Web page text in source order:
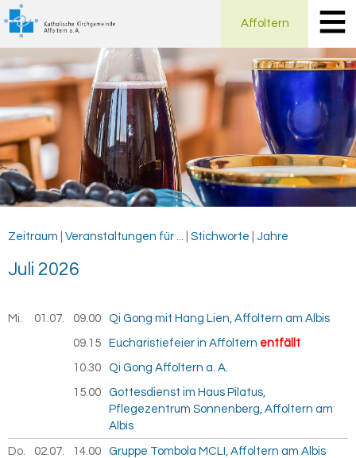
Affoltern
Zeitraum Veranstaltungen für ... Stichworte Jahre
Juli 2026
Mi. 01.07. 2026
09.00 Qi Gong mit Hang Lien, Affoltern am Albis
09.15 Eucharistiefeier in Affoltern entfällt
10.30 Qi Gong Affoltern a. A.
15.00
Gottesdienst im Haus Pilatus,
Pflegezentrum Sonnenberg, Affoltern am
Albis
Do. 02.07. 2026
14.00 Gruppe Tombola MCLI, Affoltern am Albis